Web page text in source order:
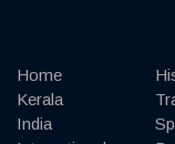
Home
Kerala
India